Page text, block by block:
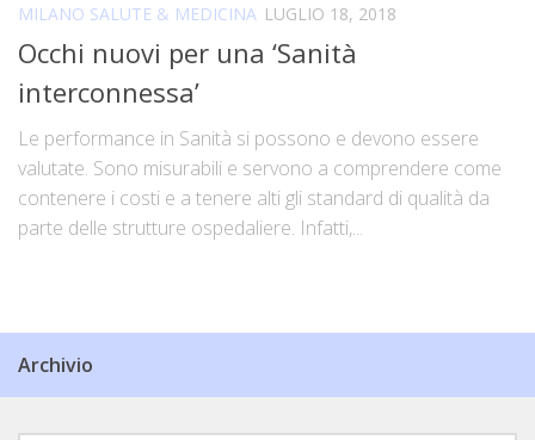
MILANO SALUTE & MEDICINA LUGLIO 18, 2018
Occhi nuovi per una ‘Sanità
interconnessa’
Le performance in Sanità si possono e devono essere
valutate. Sono misurabili e servono a comprendere come
contenere i costi e a tenere alti gli standard di qualità da
parte delle strutture ospedaliere. Infatti,...
Archivio